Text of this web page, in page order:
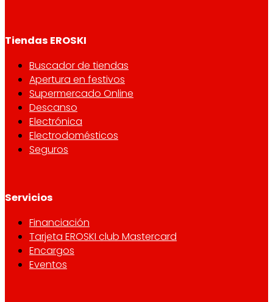
Tiendas EROSKI
Buscador de tiendas
Apertura en festivos
Supermercado Online
Descanso
Electrónica
Electrodomésticos
Seguros
Servicios
Financiación
Tarjeta EROSKI club Mastercard
Encargos
Eventos